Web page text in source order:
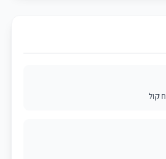
קול